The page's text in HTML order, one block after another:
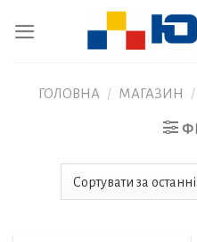
ГОЛОВНА / МАГАЗИН /